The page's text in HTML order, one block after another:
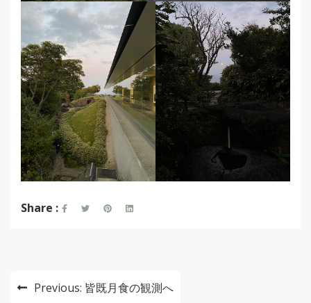
Share :
投 Previous: 皆既月食の観測へ